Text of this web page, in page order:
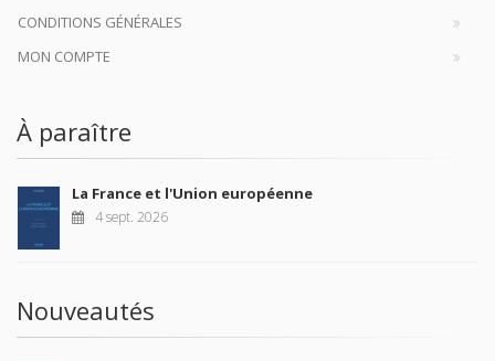
CONDITIONS GÉNÉRALES
MON COMPTE
À paraître
La France et l'Union européenne
4 sept. 2026
Nouveautés